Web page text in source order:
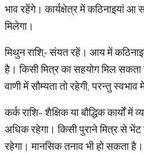
भाव रहेंगे। कार्यक्षेत्र में कठिनाइयां आ
मिलेगा।
मिथुन राशि-़ संयत रहें। आय में
है। किसी मित्र का सहयोग मिल
वाणी में सौम्यता तो रहेगी, परन्तु
कर्क राशि- शैक्षिक या बौद्धिक कार्यों
अधिक रहेगा। किसी पुराने मित्र से
रहेगा। मानसिक तनाव भी हो सकता है।